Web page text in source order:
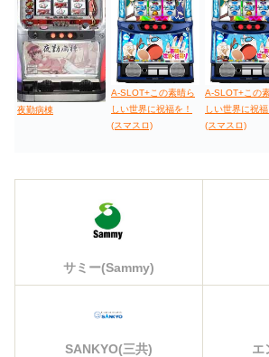
夜勤病棟
A-SLOT+この素晴ら
しい世界に祝福を！
(スマスロ)
A-SLOT+この
しい世界に祝福
(スマスロ)
サミー(Sammy)
SANKYO(三共) エ